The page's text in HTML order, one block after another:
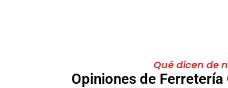
Qué dicen de
Opiniones de Ferretería